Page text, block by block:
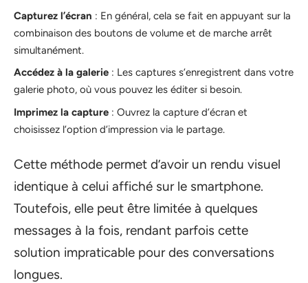
Capturez l’écran : En général, cela se fait en appuyant sur la
combinaison des boutons de volume et de marche arrêt
simultanément.
Accédez à la galerie : Les captures s’enregistrent dans votre
galerie photo, où vous pouvez les éditer si besoin.
Imprimez la capture : Ouvrez la capture d’écran et
choisissez l’option d’impression via le partage.
Cette méthode permet d’avoir un rendu visuel
identique à celui affiché sur le smartphone.
Toutefois, elle peut être limitée à quelques
messages à la fois, rendant parfois cette
solution impraticable pour des conversations
longues.